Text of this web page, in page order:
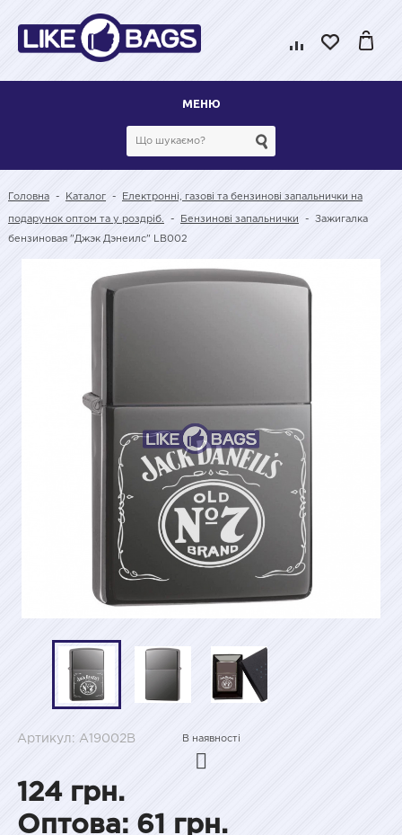
МЕНЮ
Головна - Каталог - Електронні, газові та бензинові запальнички на
подарунок оптом та у роздріб. - Бензинові запальнички - Зажигалка
бензиновая "Джэк Дэнеилс" LB002
Артикул: A19002B В наявності
124 грн.
Оптова: 61 грн.